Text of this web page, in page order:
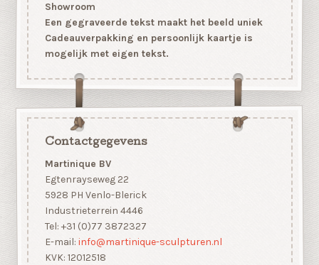
Showroom
Een gegraveerde tekst maakt het beeld uniek
Cadeauverpakking en persoonlijk kaartje is
mogelijk met eigen tekst.
Contactgegevens
Martinique BV
Egtenrayseweg 22
5928 PH Venlo-Blerick
Industrieterrein 4446
Tel: +31 (0)77 3872327
E-mail: info@martinique-sculpturen.nl
KVK: 12012518